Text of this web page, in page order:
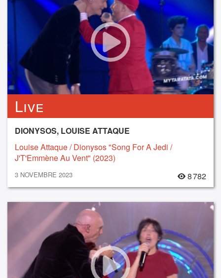
Live
DIONYSOS, LOUISE ATTAQUE
Louise Attaque / Dionysos "Song For A Jedi /
J'T'Emmène Au Vent" (2023)
3 NOVEMBRE 2023 8 782